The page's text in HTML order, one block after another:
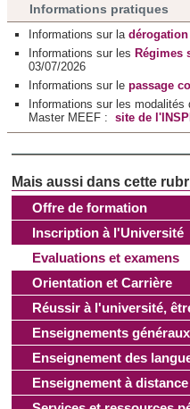
Offre de formation
Inscription à l'Université
Evaluations et examens
Orientation et Carrière
Réussir à l'université,
Enseignements
Enseignement des
Enseignement à
Informations pratiques
Informations sur la
Informations sur les Régimes
03/07/2026
Informations sur le passage
Informations sur les
Master MEEF : site de